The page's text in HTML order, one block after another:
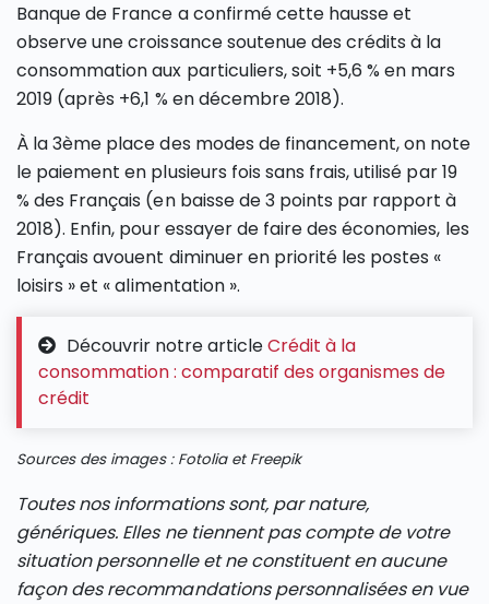
Banque de France a confirmé cette hausse et
observe une croissance soutenue des crédits à la
consommation aux particuliers, soit +5,6 % en mars
2019 (après +6,1 % en décembre 2018).
À la 3ème place des modes de financement, on note
le paiement en plusieurs fois sans frais, utilisé par 19
% des Français (en baisse de 3 points par rapport à
2018). Enfin, pour essayer de faire des économies, les
Français avouent diminuer en priorité les postes «
loisirs » et « alimentation ».
Découvrir notre articleCrédit à la
consommation : comparatif des organismes de
crédit
Sources des images : Fotolia et Freepik
Toutes nos informations sont, par nature,
génériques. Elles ne tiennent pas compte de votre
situation personnelle et ne constituent en aucune
façon des recommandations personnalisées en vue